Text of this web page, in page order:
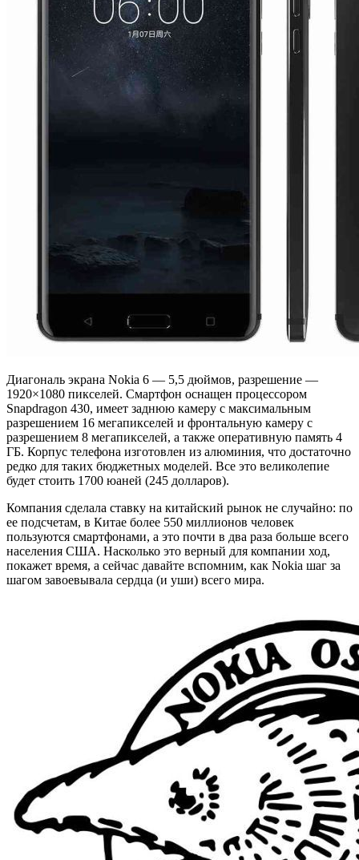
Диагональ экрана Nokia 6 — 5,5 дюймов, разрешение —
1920×1080 пикселей. Смартфон оснащен процессором
Snapdragon 430, имеет заднюю камеру с максимальным
разрешением 16 мегапикселей и фронтальную камеру с
разрешением 8 мегапикселей, а также оперативную память 4
ГБ. Корпус телефона изготовлен из алюминия, что достаточно
редко для таких бюджетных моделей. Все это великолепие
будет стоить 1700 юаней (245 долларов).
Компания сделала ставку на китайский рынок не случайно: по
ее подсчетам, в Китае более 550 миллионов человек
пользуются смартфонами, а это почти в два раза больше всего
населения США. Насколько это верный для компании ход,
покажет время, а сейчас давайте вспомним, как Nokia шаг за
шагом завоевывала сердца (и уши) всего мира.